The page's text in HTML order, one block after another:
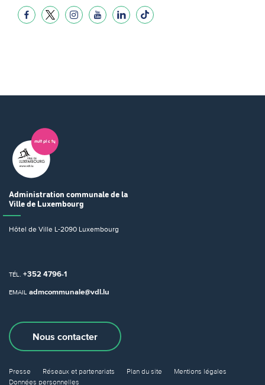
Administration communale de la
Ville de Luxembourg
Hôtel de Ville L-2090 Luxembourg
TÉL. +352 4796-1
EMAIL admcommunale@vdl.lu
Nous contacter
Presse Réseaux et partenariats Plan du site
Mentions légales
Données personnelles